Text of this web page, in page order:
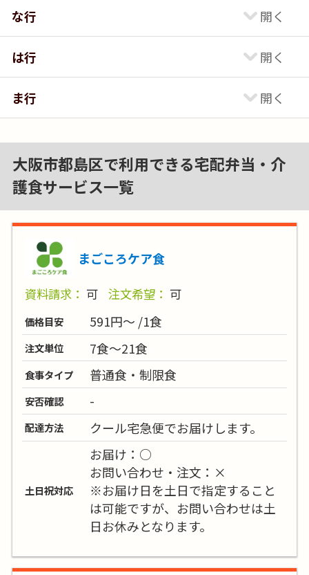
な行
は行
ま行
大阪市都島区で利用できる宅配弁当・介
護食サービス一覧
まごころケア食
資料請求： 可 注文希望： 可
価格目安 591円～ /1食
注文単位 7食～21食
食事タイプ 普通食・制限食
安否確認 -
配達方法 クール宅急便でお届けします。
土日祝対応
お届け：○
お問い合わせ・注文：×
※お届け日を土日で指定すること
は可能ですが、お問い合わせは土
日お休みとなります。